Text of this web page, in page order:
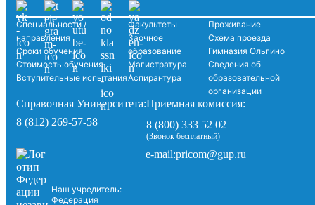
Специальности /
направления
Сроки обучения
Стоимость обучения
Вступительные испытания
Факультеты
Заочное
образование
Магистратура
Аспирантура
Проживание
Схема проезда
Гимназия Ольгино
Сведения об
образовательной
организации
Справочная Университета:
8 (812) 269-57-58
Приемная комиссия:
8 (800) 333 52 02
(Звонок бесплатный)
Наш учредитель:
Федерация
e-mail:pricom@gup.ru